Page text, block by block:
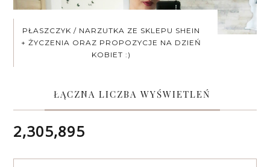
PŁASZCZYK / NARZUTKA ZE SKLEPU SHEIN
+ ŻYCZENIA ORAZ PROPOZYCJE NA DZIEŃ
KOBIET :)
ŁĄCZNA LICZBA WYŚWIETLEŃ
2,305,895